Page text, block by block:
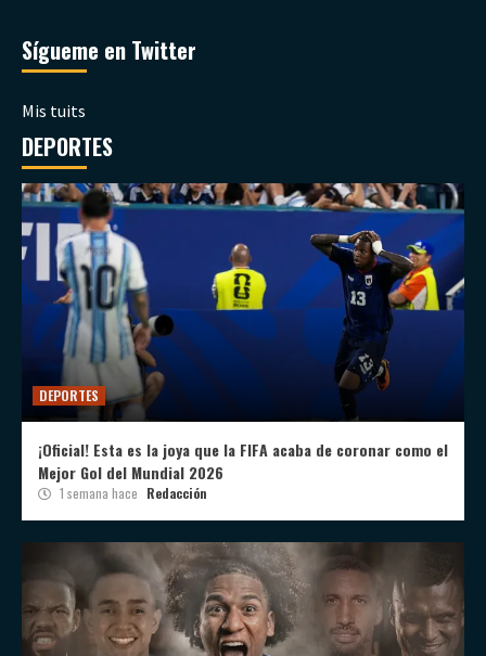
Sígueme en Twitter
Mis tuits
DEPORTES
DEPORTES
¡Oficial! Esta es la joya que la FIFA acaba de coronar como el
Mejor Gol del Mundial 2026
1 semana hace Redacción